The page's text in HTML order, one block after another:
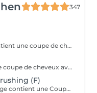
347
Le Forfait coupe sans shampoing contient une coupe de cheveux sans shampoing pour les étudiants. En cas de questions veuillez appeler au +352 26 35 02 89.
Le Forfait bain coupe gel contient une coupe de cheveux avec shampoing et l'application d'un produit de finition (Gel, Cire, Laque, etc.) pour les étudiants. En cas de questions veuillez appeler au +352 26 35 02 89.
(F)
Le Forfait étudiante bain coupe coiffage contient une Coupe et un Brushing pour les étudiantes. Dépendant de la longueur des cheveux, le prix peut varier. En cas de questions veuillez appeler au +352 26 35 02 89.